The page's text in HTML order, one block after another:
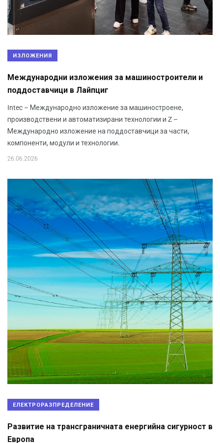
ИЗЛОЖЕНИЯ
Международни изложения за машиностроители и
поддоставчици в Лайпциг
Intec – Международно изложение за машиностроене,
производствени и автоматизирани технологии и Z –
Международно изложение на поддоставчици за части,
компоненти, модули и технологии.
26.06.2026
ЕЛЕКТРОРАЗПРЕДЕЛЕНИЕ
Развитие на трансграничната енергийна сигурност в
Европа